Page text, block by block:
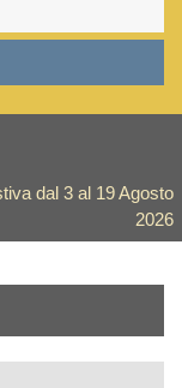
dal 3 al 19 Agosto
2026